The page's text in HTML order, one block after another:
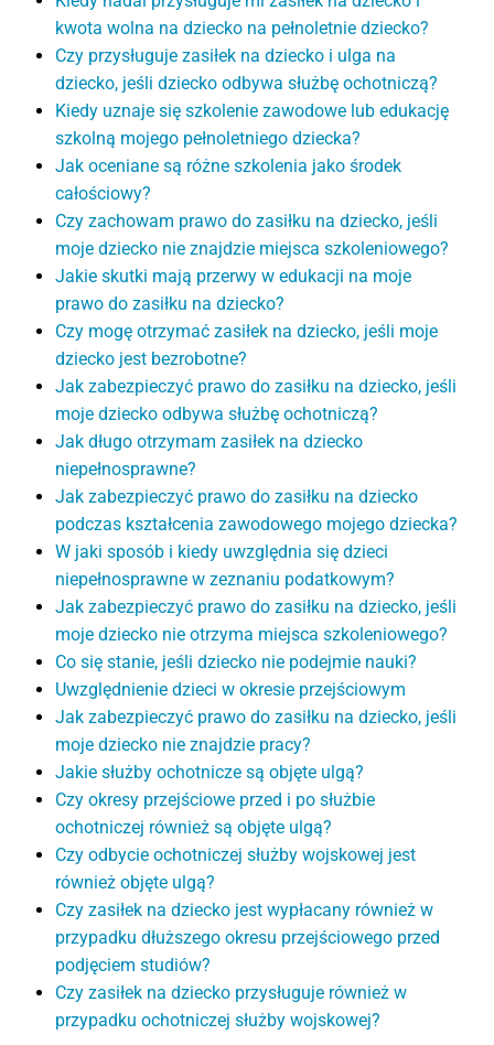
kwota wolna na dziecko na pełnoletnie dziecko?
Czy przysługuje zasiłek na dziecko i ulga na
dziecko, jeśli dziecko odbywa służbę ochotniczą?
Kiedy uznaje się szkolenie zawodowe lub edukację
szkolną mojego pełnoletniego dziecka?
Jak oceniane są różne szkolenia jako środek
całościowy?
Czy zachowam prawo do zasiłku na dziecko, jeśli
moje dziecko nie znajdzie miejsca szkoleniowego?
Jakie skutki mają przerwy w edukacji na moje
prawo do zasiłku na dziecko?
Czy mogę otrzymać zasiłek na dziecko, jeśli moje
dziecko jest bezrobotne?
Jak zabezpieczyć prawo do zasiłku na dziecko, jeśli
moje dziecko odbywa służbę ochotniczą?
Jak długo otrzymam zasiłek na dziecko
niepełnosprawne?
Jak zabezpieczyć prawo do zasiłku na dziecko
podczas kształcenia zawodowego mojego dziecka?
W jaki sposób i kiedy uwzględnia się dzieci
niepełnosprawne w zeznaniu podatkowym?
Jak zabezpieczyć prawo do zasiłku na dziecko, jeśli
moje dziecko nie otrzyma miejsca szkoleniowego?
Co się stanie, jeśli dziecko nie podejmie nauki?
Uwzględnienie dzieci w okresie przejściowym
Jak zabezpieczyć prawo do zasiłku na dziecko, jeśli
moje dziecko nie znajdzie pracy?
Jakie służby ochotnicze są objęte ulgą?
Czy okresy przejściowe przed i po służbie
ochotniczej również są objęte ulgą?
Czy odbycie ochotniczej służby wojskowej jest
również objęte ulgą?
Czy zasiłek na dziecko jest wypłacany również w
przypadku dłuższego okresu przejściowego przed
podjęciem studiów?
Czy zasiłek na dziecko przysługuje również w
przypadku ochotniczej służby wojskowej?